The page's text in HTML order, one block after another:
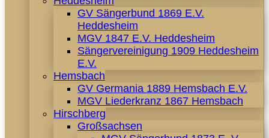
GV Sängerbund 1869 E.V.
Heddesheim
MGV 1847 E.V. Heddesheim
Sängervereinigung 1909 Heddesheim
E.V.
Hemsbach
GV Germania 1889 Hemsbach E.V.
MGV Liederkranz 1867 Hemsbach
Hirschberg
Großsachsen